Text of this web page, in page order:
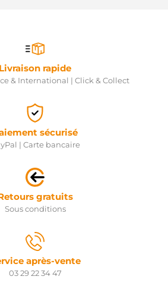
Livraison rapide
& International | Click & Collect
sécurisé
| Carte bancaire
gratuits
Sous conditions
après-vente
03 29 22 34 47